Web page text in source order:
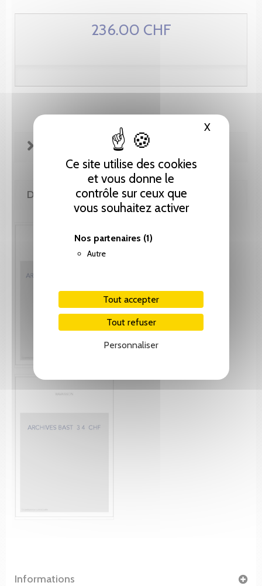
Ce site utilise des cookies
et vous donne le
contrôle sur ceux que
vous souhaitez activer
Nos partenaires (1)
Autre
Tout accepter
Tout refuser
Personnaliser
XMasquer
236.00 CHF
FICHE TECHNIQUE
DE MÊME AUTEUR(E)
Informations